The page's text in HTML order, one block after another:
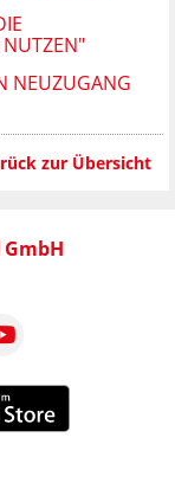
NEUZUGANG
zur Übersicht